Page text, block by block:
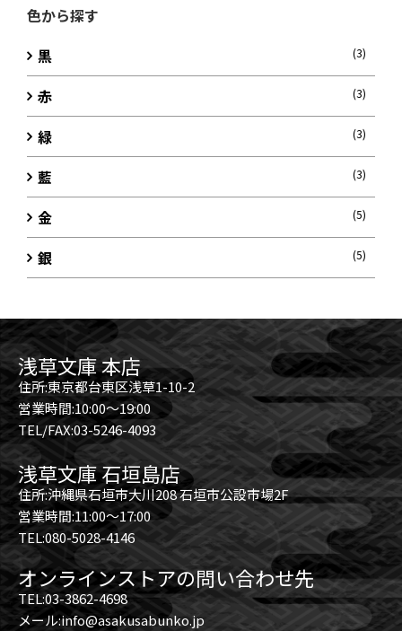
色から探す
黒
(3)
赤 (3)
緑 (3)
藍 (3)
金 (5)
銀 (5)
浅草文庫 本店
住所:東京都台東区浅草1-10-2
営業時間:10:00～19:00
TEL/FAX:03-5246-4093
浅草文庫 石垣島店
住所:沖縄県石垣市大川208 石垣市公設市場2F
営業時間:11:00～17:00
TEL:080-5028-4146
オンラインストアの問い合わせ先
TEL:03-3862-4698
メール:info@asakusabunko.jp